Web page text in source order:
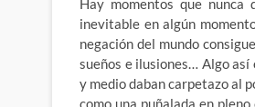
Hay momentos que nunca
inevitable en algún
negación del mundo
sueños e ilusiones… Algo así
y medio daban carpetazo al